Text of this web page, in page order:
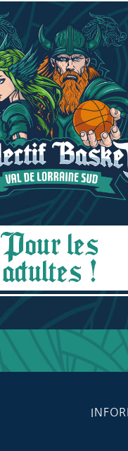
Pour les
adultes !